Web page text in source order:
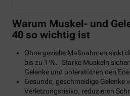
Warum Muskel- und
40 so wichtig ist
Ohne gezielte Maßnahmen sinkt
bis zu 1 %. Starke Muskeln
Gelenke und unterstützen den
Gesunde, geschmeidige Gelenke
Verletzungsrisiko, reduzieren